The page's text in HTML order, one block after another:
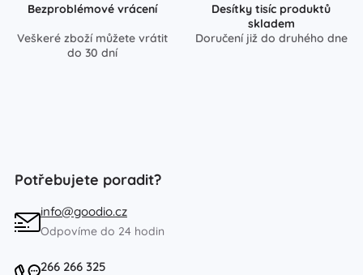
Bezproblémové vrácení
Veškeré zboží můžete vrátit
do 30 dní
Desítky tisíc produktů
skladem
Doručení již do druhého dne
Potřebujete poradit?
info@goodio.cz
Odpovíme do 24 hodin
266 266 325